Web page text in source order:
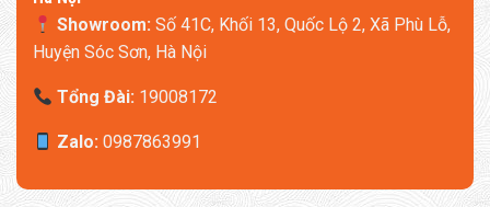
Showroom:Số 41C, Khối 13, Quốc Lộ 2, Xã Phù Lỗ,
Huyện Sóc Sơn, Hà Nội
Tổng Đài:19008172
Zalo:0987863991